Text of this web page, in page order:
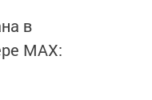
в
MАХ: